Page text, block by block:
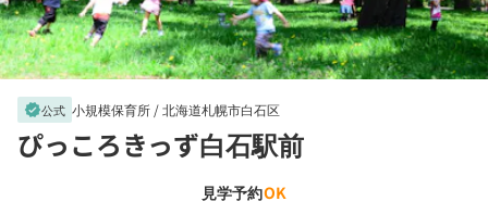
verified公式 小規模保育所 /北海道札幌市白石区
ぴっころきっず白石駅前
見学予約OK